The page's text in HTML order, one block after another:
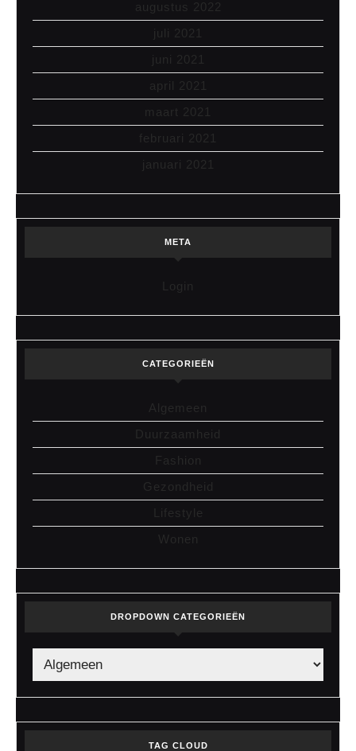
augustus 2022
juli 2021
juni 2021
april 2021
maart 2021
februari 2021
januari 2021
META
Login
CATEGORIEËN
Algemeen
Duurzaamheid
Fashion
Gezondheid
Lifestyle
Wonen
DROPDOWN CATEGORIEËN
TAG CLOUD